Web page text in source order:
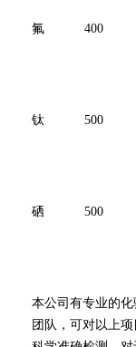
氟 400
钛 500
硒 500
本公司有专业的
团队，可对以上